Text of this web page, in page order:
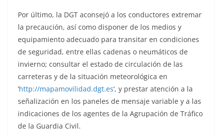
Por último, la DGT aconsejó a los conductores extremar
la precaución, así como disponer de los medios y
equipamiento adecuado para transitar en condiciones
de seguridad, entre ellas cadenas o neumáticos de
invierno; consultar el estado de circulación de las
carreteras y de la situación meteorológica en
‘http://mapamovilidad.dgt.es‘, y prestar atención a la
señalización en los paneles de mensaje variable y a las
indicaciones de los agentes de la Agrupación de Tráfico
de la Guardia Civil.